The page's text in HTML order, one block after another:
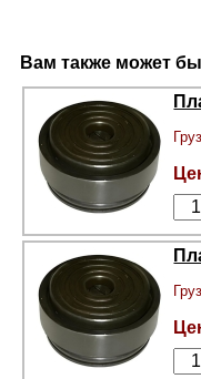
Вам также может